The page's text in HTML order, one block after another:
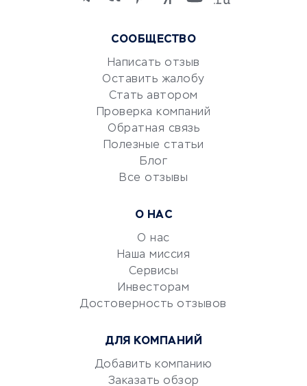
Маркетинг и продажи
Репетиторство
Красота и здоровье
Сервисы по поиску работы
Сетевой маркетинг
УСЛУГИ ДЛЯ БИЗНЕСА
документооборот
Консалтинговые компании
Аудиторские компании
Бухгалтерия онлайн
СООБЩЕСТВО
Написать отзыв
Оставить жалобу
Стать автором
Проверка компаний
Обратная связь
Полезные статьи
Блог
Все отзывы
О НАС
О нас
Наша миссия
Сервисы
Инвесторам
Достоверность отзывов
ДЛЯ КОМПАНИЙ
Добавить компанию
Заказать обзор